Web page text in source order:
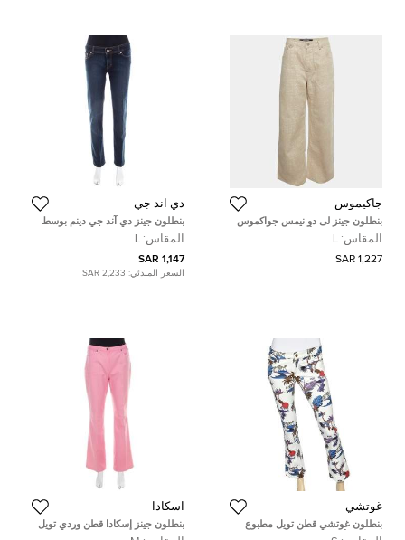
جاكيموس
بنطلون جينز لى دو نيمس جواكموس
واسع الساق دنيم أبيض مقاس وسط
30 صغيرالمقاس: L
1,227 SAR
دي آند جي
بنطلون جينز دي آند جي دينم بوسط
منخفض قصة إعتيادية L
المقاس: L
1,147 SAR
السعر المبدئي: 2,233 SAR
غوتشي
بنطلون غوتشي قطن تويل مطبوع
تروبيكال أوف وايت مقاس صغير -
اسكادا
بنطلون جينز إسكادا قطن وردي تويل
بوسط مرتفع واسع M